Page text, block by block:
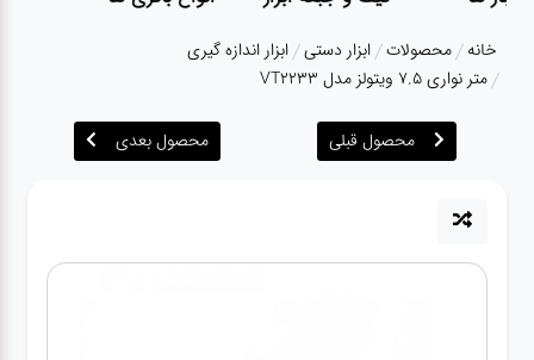
باما
درباره
کارواش
خانه محصولات ابزار دستی ابزار اندازه گیری
متر نواری 7.5 ویتولز مدل VT2233
محصول قبلی محصول بعدی